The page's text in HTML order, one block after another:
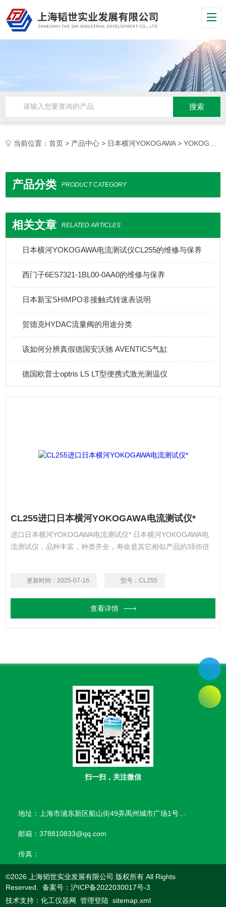
当前位置：首页 > 产品中心 > 日本横河YOKOGAWA> YOKOGAWA电流测试仪
产品分类 PRODUCT CATEGORY
相关文章 RELATED ARTICLES
日本横河YOKOGAWA电流测试仪CL255的维修与保养
西门子6ES7321-1BL00-0AA0的维修与保养
日本新宝SHIMPO非接触式转速表说明
贺德克HYDAC流量阀的用途分类
该如何分辨真假德国安沃驰 AVENTICS气缸
德国欧普士optris LS LT型便携式激光测温仪
CL255进口日本横河YOKOGAWA电流测试仪*
进口日本横河YOKOGAWA电流测试仪* 日本横河YOKOGAWA电
流测试仪，品种丰富，种类齐全，寿命是其它相似产品的3到5倍
更新时间： 2025-07-16 型号： CL255
查看详情
扫一扫，关注微信
地址：上海市浦东新区船山街49弄禹州城市广场1号楼906
邮箱：378810833@qq.com
传真：
©2026 上海韬世实业发展有限公司 版权所有 All Rights
Reserved. 备案号：沪ICP备2022030017号-3
技术支持：化工仪器网 管理登陆 sitemap.xml